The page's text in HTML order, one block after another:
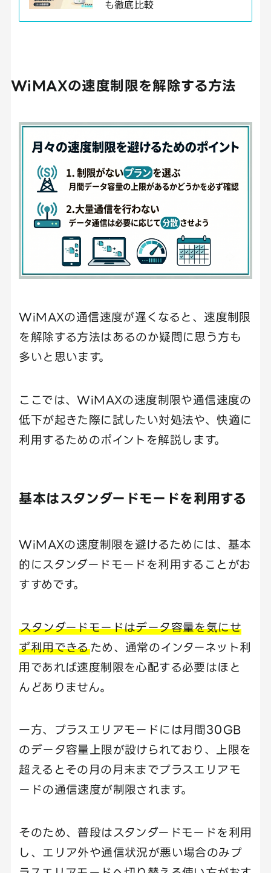
も徹底比較
WiMAXの速度制限を解除する方法
WiMAXの通信速度が遅くなると、速度制限
を解除する方法はあるのか疑問に思う方も
多いと思います。
ここでは、WiMAXの速度制限や通信速度の
低下が起きた際に試したい対処法や、快適に
利用するためのポイントを解説します。
基本はスタンダードモードを利用する
WiMAXの速度制限を避けるためには、基本
的にスタンダードモードを利用することがお
すすめです。
スタンダードモードはデータ容量を気にせ
ず利用できるため、通常のインターネット利
用であれば速度制限を心配する必要はほと
んどありません。
一方、プラスエリアモードには月間30GB
のデータ容量上限が設けられており、上限を
超えるとその月の月末までプラスエリアモ
ードの通信速度が制限されます。
そのため、普段はスタンダードモードを利用
し、エリア外や通信状況が悪い場合のみプ